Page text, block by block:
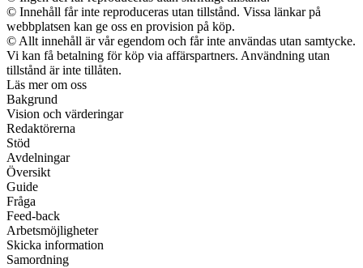
© Innehåll får inte reproduceras utan tillstånd. Vissa länkar på
webbplatsen kan ge oss en provision på köp.
© Allt innehåll är vår egendom och får inte användas utan samtycke.
Vi kan få betalning för köp via affärspartners. Användning utan
tillstånd är inte tillåten.
Läs mer om oss
Bakgrund
Vision och värderingar
Redaktörerna
Stöd
Avdelningar
Översikt
Guide
Fråga
Feed-back
Arbetsmöjligheter
Skicka information
Samordning